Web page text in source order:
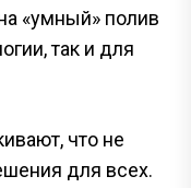
«умный» полив
так и для
что не
для всех.